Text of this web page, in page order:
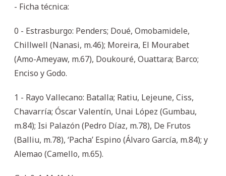
- Ficha técnica:
0 - Estrasburgo: Penders; Doué, Omobamidele,
Chillwell (Nanasi, m.46); Moreira, El Mourabet
(Amo-Ameyaw, m.67), Doukouré, Ouattara; Barco;
Enciso y Godo.
1 - Rayo Vallecano: Batalla; Ratiu, Lejeune, Ciss,
Chavarría; Óscar Valentín, Unai López (Gumbau,
m.84); Isi Palazón (Pedro Díaz, m.78), De Frutos
(Balliu, m.78), ‘Pacha’ Espino (Álvaro García, m.84); y
Alemao (Camello, m.65).